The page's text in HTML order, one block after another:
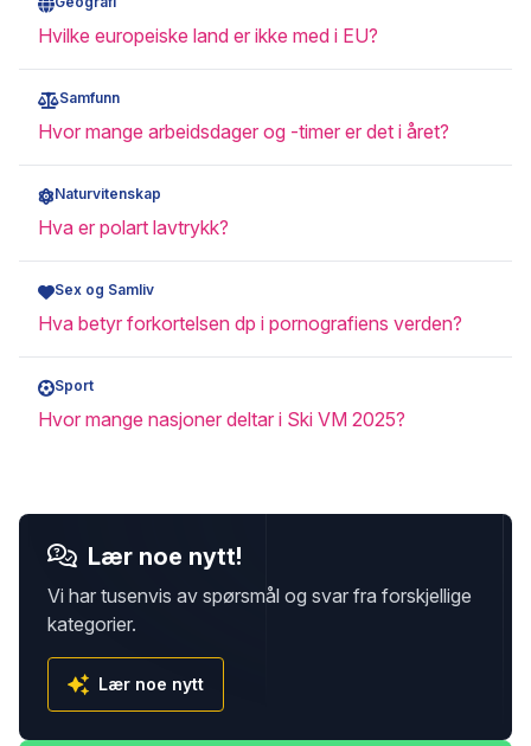
Hvilke europeiske land er ikke med i EU?
Samfunn
Hvor mange arbeidsdager og -timer er det i året?
Naturvitenskap
Hva er polart lavtrykk?
Sex og Samliv
Hva betyr forkortelsen dp i pornografiens verden?
Sport
Hvor mange nasjoner deltar i Ski VM 2025?
Lær noe nytt!
Vi har tusenvis av spørsmål og svar fra forskjellige
kategorier.
Lær noe nytt